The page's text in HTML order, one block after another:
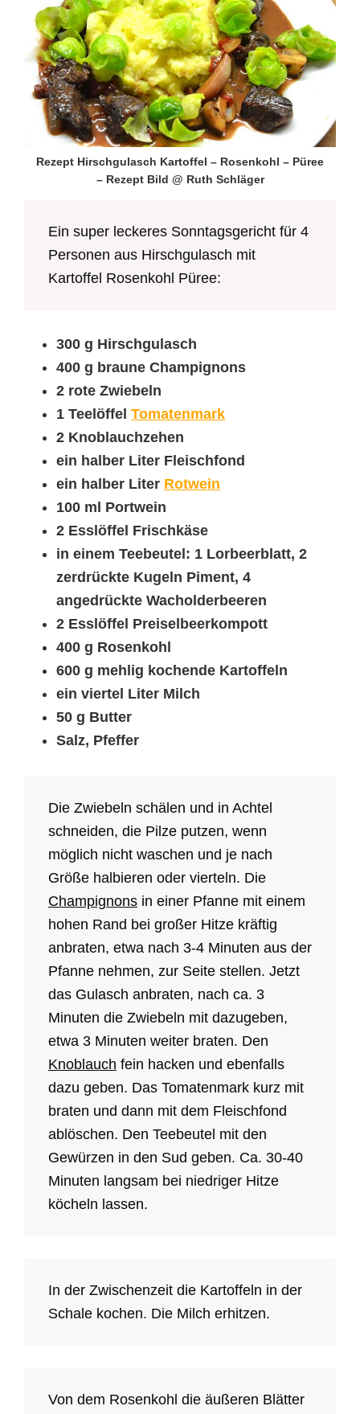
Rezept Hirschgulasch Kartoffel – Rosenkohl – Püree
– Rezept Bild @ Ruth Schläger
Ein super leckeres Sonntagsgericht für 4
Personen aus Hirschgulasch mit
Kartoffel Rosenkohl Püree:
300 g Hirschgulasch
400 g braune Champignons
2 rote Zwiebeln
1 Teelöffel Tomatenmark
2 Knoblauchzehen
ein halber Liter Fleischfond
ein halber Liter Rotwein
100 ml Portwein
2 Esslöffel Frischkäse
in einem Teebeutel: 1 Lorbeerblatt, 2
zerdrückte Kugeln Piment, 4
angedrückte Wacholderbeeren
2 Esslöffel Preiselbeerkompott
400 g Rosenkohl
600 g mehlig kochende Kartoffeln
ein viertel Liter Milch
50 g Butter
Salz, Pfeffer
Die Zwiebeln schälen und in Achtel
schneiden, die Pilze putzen, wenn
möglich nicht waschen und je nach
Größe halbieren oder vierteln. Die
Champignons in einer Pfanne mit einem
hohen Rand bei großer Hitze kräftig
anbraten, etwa nach 3-4 Minuten aus der
Pfanne nehmen, zur Seite stellen. Jetzt
das Gulasch anbraten, nach ca. 3
Minuten die Zwiebeln mit dazugeben,
etwa 3 Minuten weiter braten. Den
Knoblauch fein hacken und ebenfalls
dazu geben. Das Tomatenmark kurz mit
braten und dann mit dem Fleischfond
ablöschen. Den Teebeutel mit den
Gewürzen in den Sud geben. Ca. 30-40
Minuten langsam bei niedriger Hitze
köcheln lassen.
In der Zwischenzeit die Kartoffeln in der
Schale kochen. Die Milch erhitzen.
Von dem Rosenkohl die äußeren Blätter